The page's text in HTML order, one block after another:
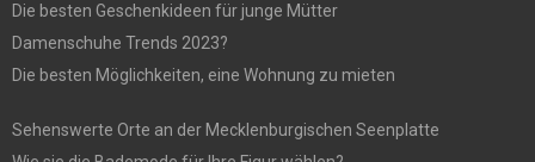
Die besten Geschenkideen für junge Mütter
Damenschuhe Trends 2023?
Die besten Möglichkeiten, eine Wohnung zu mieten
Sehenswerte Orte an der Mecklenburgischen Seenplatte